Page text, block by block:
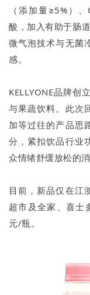
（添加量≥5%）
酸，加入有助于肠
微气泡技术与无菌
感。
KELLYONE品牌创
与果蔬饮料。此次
加等过往的产品思
分，紧扣饮品行业
众情绪舒缓放松的
目前，新品仅在江
超市及全家、喜士
元/瓶。